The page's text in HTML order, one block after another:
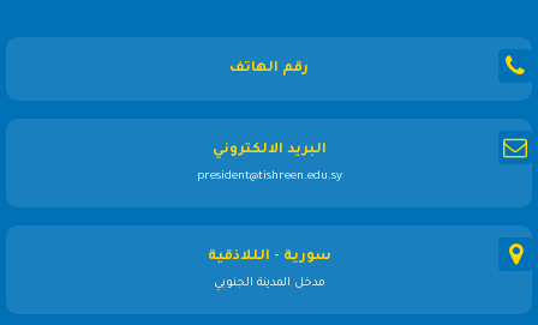
رقم الهاتف
البريد الالكتروني
president@tishreen.edu.sy
سورية - الللاذقية
مدخل المدينة الجنوبي